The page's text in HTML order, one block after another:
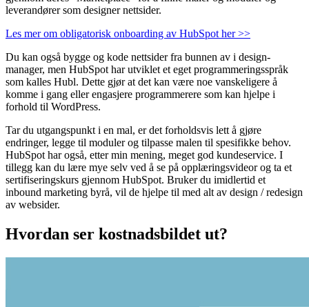
leverandører som designer nettsider.
Les mer om obligatorisk onboarding av HubSpot her >>
Du kan også bygge og kode nettsider fra bunnen av i design-
manager, men HubSpot har utviklet et eget programmeringsspråk
som kalles Hubl. Dette gjør at det kan være noe vanskeligere å
komme i gang eller engasjere programmerere som kan hjelpe i
forhold til WordPress.
Tar du utgangspunkt i en mal, er det forholdsvis lett å gjøre
endringer, legge til moduler og tilpasse malen til spesifikke behov.
HubSpot har også, etter min mening, meget god kundeservice. I
tillegg kan du lære mye selv ved å se på opplæringsvideor og ta et
sertifiseringskurs gjennom HubSpot. Bruker du imidlertid et
inbound marketing byrå, vil de hjelpe til med alt av design / redesign
av websider.
Hvordan ser kostnadsbildet ut?